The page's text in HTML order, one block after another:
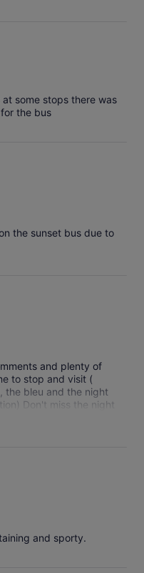
some stops there was
the bus
the sunset bus due to
and plenty of
to stop and visit (
the bleu and the night
Don't miss the night
and appreciate the
and sporty.